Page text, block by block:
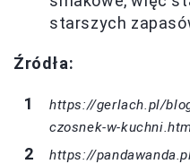
starszych
Źródła:
https://gerlach.pl/
czosnek-w-
https://